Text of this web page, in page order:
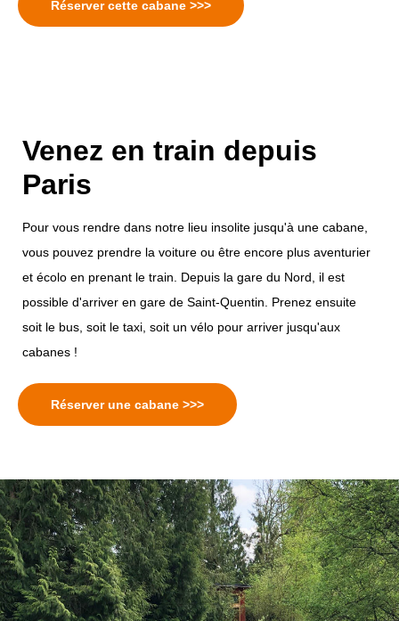
Réserver cette cabane >>>
Venez en train depuis
Paris
Pour vous rendre dans notre lieu insolite jusqu'à une cabane,
vous pouvez prendre la voiture ou être encore plus aventurier
et écolo en prenant le train. Depuis la gare du Nord, il est
possible d'arriver en gare de Saint-Quentin. Prenez ensuite
soit le bus, soit le taxi, soit un vélo pour arriver jusqu'aux
cabanes !
Réserver une cabane >>>